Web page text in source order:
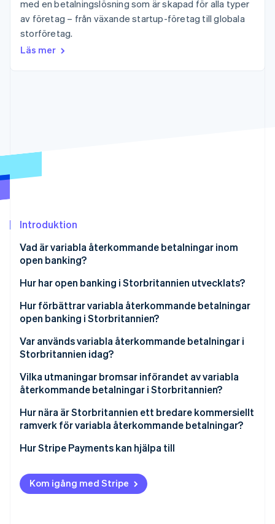
Identitetsverifiering online
Stripe Sessions 2026
Partner
Stripe App Marketplace
med en betalningslösning som är skapad för alla typer
av företag – från växande startup-företag till globala
storföretag.
Läs mer
Introduktion
Vad är variabla återkommande betalningar inom
open banking?
Hur har open banking i Storbritannien utvecklats?
Hur förbättrar variabla återkommande betalningar
open banking i Storbritannien?
Var används variabla återkommande betalningar i
Storbritannien idag?
Vilka utmaningar bromsar införandet av variabla
återkommande betalningar i Storbritannien?
Hur nära är Storbritannien ett bredare kommersiellt
ramverk för variabla återkommande betalningar?
Hur Stripe Payments kan hjälpa till
Kom igång med Stripe